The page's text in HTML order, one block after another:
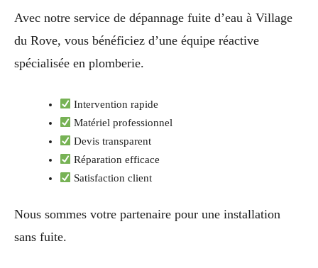
Avec notre service de dépannage fuite d’eau à Village
du Rove, vous bénéficiez d’une équipe réactive
spécialisée en plomberie.
Intervention rapide
Matériel professionnel
Devis transparent
Réparation efficace
Satisfaction client
Nous sommes votre partenaire pour une installation
sans fuite.